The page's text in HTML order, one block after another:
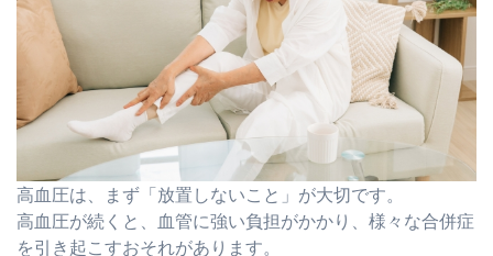
高血圧は、まず「放置しないこと」が大切です。
高血圧が続くと、血管に強い負担がかかり、様々な合併症
を引き起こすおそれがあります。